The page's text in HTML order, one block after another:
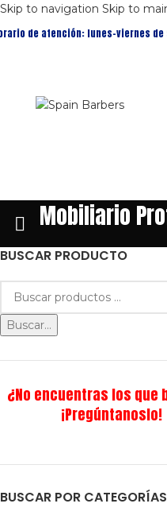
Skip to navigation Skip to
de atención: lunes-viernes de
Mobiliario
BUSCAR PRODUCTO
Buscar...
¿No encuentras los que
¡Pregúntanoslo!
BUSCAR POR CATEGORÍAS